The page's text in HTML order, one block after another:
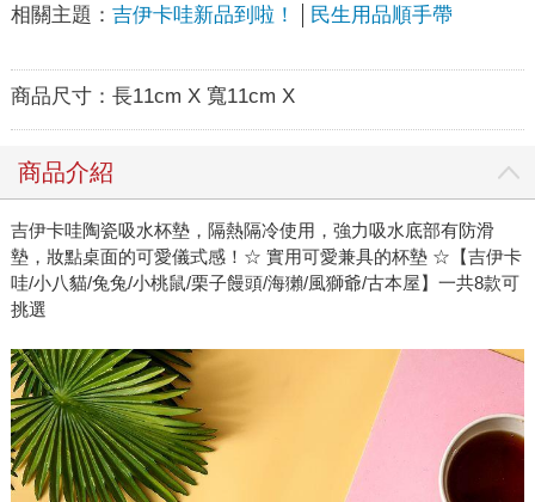
相關主題： 吉伊卡哇新品到啦！ 民生用品順手帶
商品尺寸： 長11cm X 寬11cm X
商品介紹
吉伊卡哇陶瓷吸水杯墊，隔熱隔冷使用，強力吸水底部有防滑
墊，妝點桌面的可愛儀式感！☆ 實用可愛兼具的杯墊 ☆【吉伊卡
哇/小八貓/兔兔/小桃鼠/栗子饅頭/海獺/風獅爺/古本屋】一共8款可
挑選